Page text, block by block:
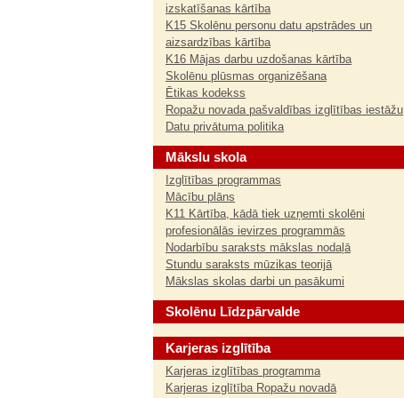
izskatīšanas kārtība
K15 Skolēnu personu datu apstrādes un
aizsardzības kārtība
K16 Mājas darbu uzdošanas kārtība
Skolēnu plūsmas organizēšana
Ētikas kodekss
Ropažu novada pašvaldības izglītības iestāžu
Datu privātuma politika
Mākslu skola
Izglītības programmas
Mācību plāns
K11 Kārtība, kādā tiek uzņemti skolēni
profesionālās ievirzes programmās
Nodarbību saraksts mākslas nodaļā
Stundu saraksts mūzikas teorijā
Mākslas skolas darbi un pasākumi
Skolēnu Līdzpārvalde
Karjeras izglītība
Karjeras izglītības programma
Karjeras izglītība Ropažu novadā